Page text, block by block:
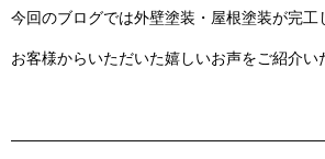
今回のブログでは外壁塗装・屋根塗装が完工
お客様からいただいた嬉しいお声をご紹介い